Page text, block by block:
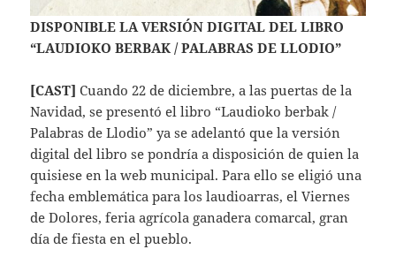
DISPONIBLE LA VERSIÓN DIGITAL DEL LIBRO
“LAUDIOKO BERBAK / PALABRAS DE LLODIO”
[CAST] Cuando 22 de diciembre, a las puertas de la
Navidad, se presentó el libro “Laudioko berbak /
Palabras de Llodio” ya se adelantó que la versión
digital del libro se pondría a disposición de quien la
quisiese en la web municipal. Para ello se eligió una
fecha emblemática para los laudioarras, el Viernes
de Dolores, feria agrícola ganadera comarcal, gran
día de fiesta en el pueblo.